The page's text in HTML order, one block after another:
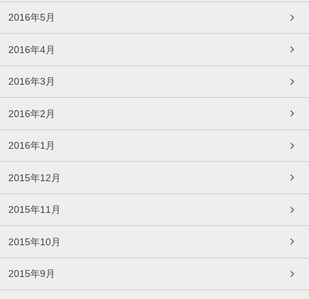
2016年5月
2016年4月
2016年3月
2016年2月
2016年1月
2015年12月
2015年11月
2015年10月
2015年9月